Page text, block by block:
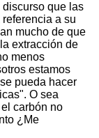
discurso que las
a su
mucho de que
extracción de
menos
estamos
pueda hacer
O sea
carbón no
¿Me